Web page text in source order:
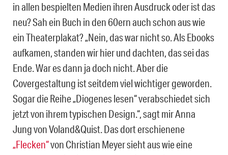
in allen bespielten Medien ihren Ausdruck oder ist das
neu? Sah ein Buch in den 60ern auch schon aus wie
ein Theaterplakat? „Nein, das war nicht so. Als Ebooks
aufkamen, standen wir hier und dachten, das sei das
Ende. War es dann ja doch nicht. Aber die
Covergestaltung ist seitdem viel wichtiger geworden.
Sogar die Reihe „Diogenes lesen“ verabschiedet sich
jetzt von ihrem typischen Design.“, sagt mir Anna
Jung von Voland&Quist. Das dort erschienene
„Flecken“von Christian Meyer sieht aus wie eine